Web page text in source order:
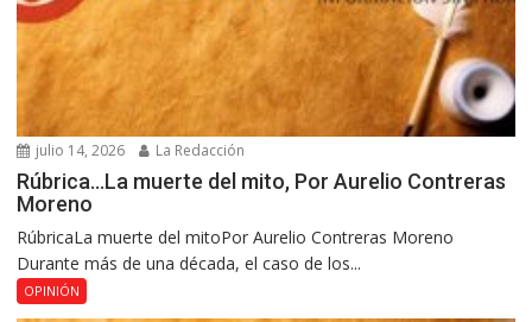
julio 14, 2026 La Redacción
Rúbrica…La muerte del mito, Por Aurelio Contreras
Moreno
RúbricaLa muerte del mitoPor Aurelio Contreras Moreno
Durante más de una década, el caso de los...
OPINIÓN